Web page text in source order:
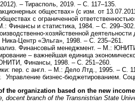
– Тирасполь, 2019. – С. 117–135.
обществах» (с изм. от
с ограниченной
Финансы и статистика, 1984. – С. 299–302.
хозяйственной
Центр «Эльга», 1998. – С. 235–261.
Финансовый менеджмент. – М.:
– важнейшая единица
Финансы, 1998. – С. 251–260.
пер. с англ. – М.: Дело Лтд., 1995. – С.
Управление бизнес-бюджетированием.
the organization based on the new
docent branch of the Transnistrian State